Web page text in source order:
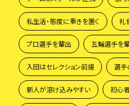
私生活・態度に重きを置く 礼
プロ選手を輩出 五輪選手を
入団はセレクション前提 選手
新人が溶け込みやすい 初心